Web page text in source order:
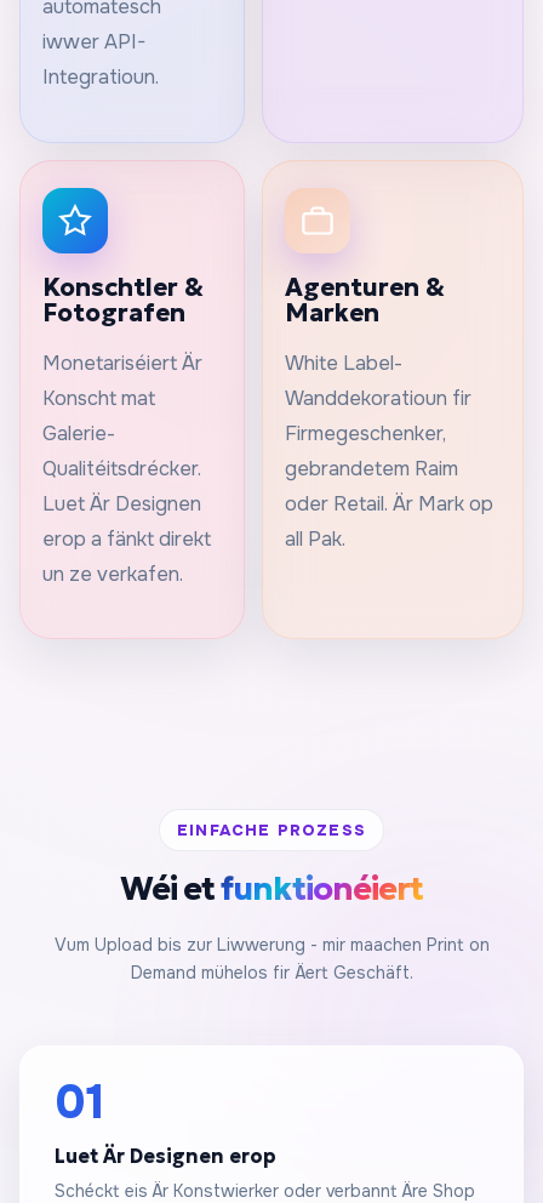
automatesch
iwwer API-
Integratioun.
Konschtler &
Fotografen
Monetariséiert Är
Konscht mat
Galerie-
Qualitéitsdrécker.
Luet Är Designen
erop a fänkt direkt
un ze verkafen.
Agenturen &
Marken
White Label-
Wanddekoratioun fir
Firmegeschenker,
gebrandetem Raim
oder Retail. Är Mark op
all Pak.
EINFACHE PROZESS
Wéi etfunktionéiert
Vum Upload bis zur Liwwerung - mir maachen Print on
Demand mühelos fir Äert Geschäft.
01
Luet Är Designen erop
Schéckt eis Är Konstwierker oder verbannt Äre Shop